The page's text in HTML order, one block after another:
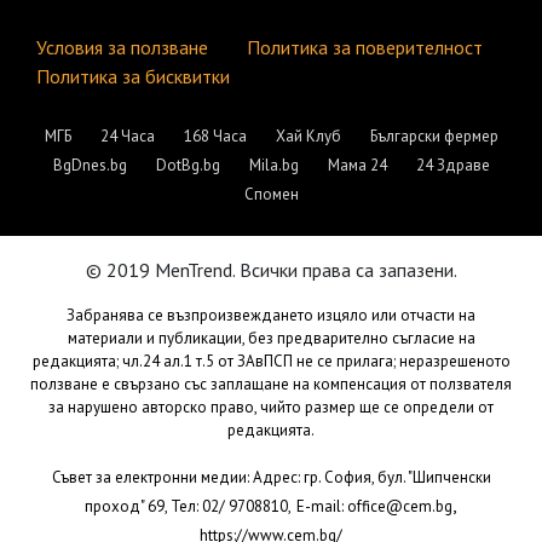
Условия за ползване
Политика за поверителност
Политика за бисквитки
МГБ 24 Часа 168 Часа Хай Клуб
Български фермер
BgDnes.bg
DotBg.bg Mila.bg Мама 24
24 Здраве
Спомен
© 2019 MenTrend. Всички права са запазени.
Забранява се възпроизвеждането изцяло или отчасти на
материали и публикации, без предварително съгласие на
редакцията; чл.24 ал.1 т.5 от ЗАвПСП не се прилага; неразрешеното
ползване е свързано със заплащане на компенсация от ползвателя
за нарушено авторско право, чийто размер ще се определи от
редакцията.
Съвет за електронни медии: Адрес: гр. София, бул. "Шипченски
проход" 69, Тел: 02/ 9708810, E-mail:office@cem.bg,
https://www.cem.bg/